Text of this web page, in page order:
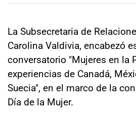
La Subsecretaria de
Carolina Valdivia, encabezó
conversatorio "Mujeres en la
experiencias de Canadá,
Suecia", en el marco de la
Día de la Mujer.